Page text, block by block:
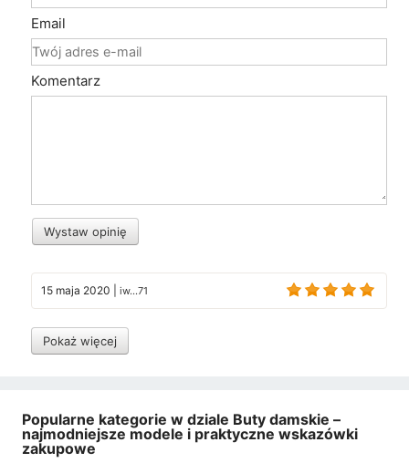
Email
Komentarz
Wystaw opinię
15 maja 2020 iw...71
Pokaż więcej
Popularne kategorie w dziale Buty damskie –
najmodniejsze modele i praktyczne wskazówki
zakupowe